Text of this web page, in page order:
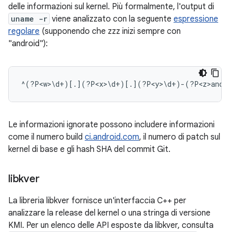
delle informazioni sul kernel. Più formalmente, l'output di
uname -r viene analizzato con la seguente espressione
regolare (supponendo che zzz inizi sempre con
"android"):
Le informazioni ignorate possono includere informazioni
come il numero build ci.android.com, il numero di patch sul
kernel di base e gli hash SHA del commit Git.
libkver
La libreria libkver fornisce un'interfaccia C++ per
analizzare la release del kernel o una stringa di versione
KMI. Per un elenco delle API esposte da libkver, consulta